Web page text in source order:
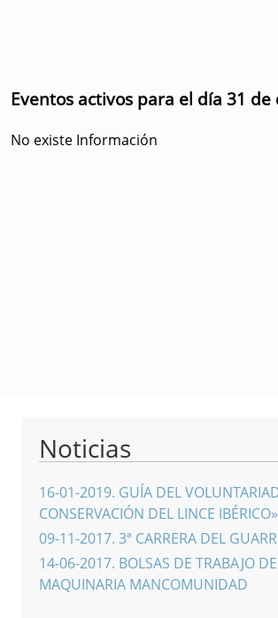
Eventos activos para el día 31
No existe Información
Noticias
16-01-2019. GUÍA DEL
CONSERVACIÓN DEL LINCE IBÉRICO»
09-11-2017. 3ª CARRERA DEL
14-06-2017. BOLSAS DE TRABAJO
MAQUINARIA MANCOMUNIDAD